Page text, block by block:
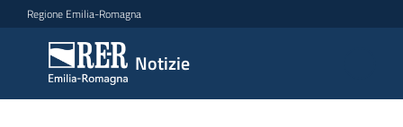
Vai al contenuto
Vai alla navigazione
Vai al footer
Regione Emilia-Romagna
Notizie
Notizie